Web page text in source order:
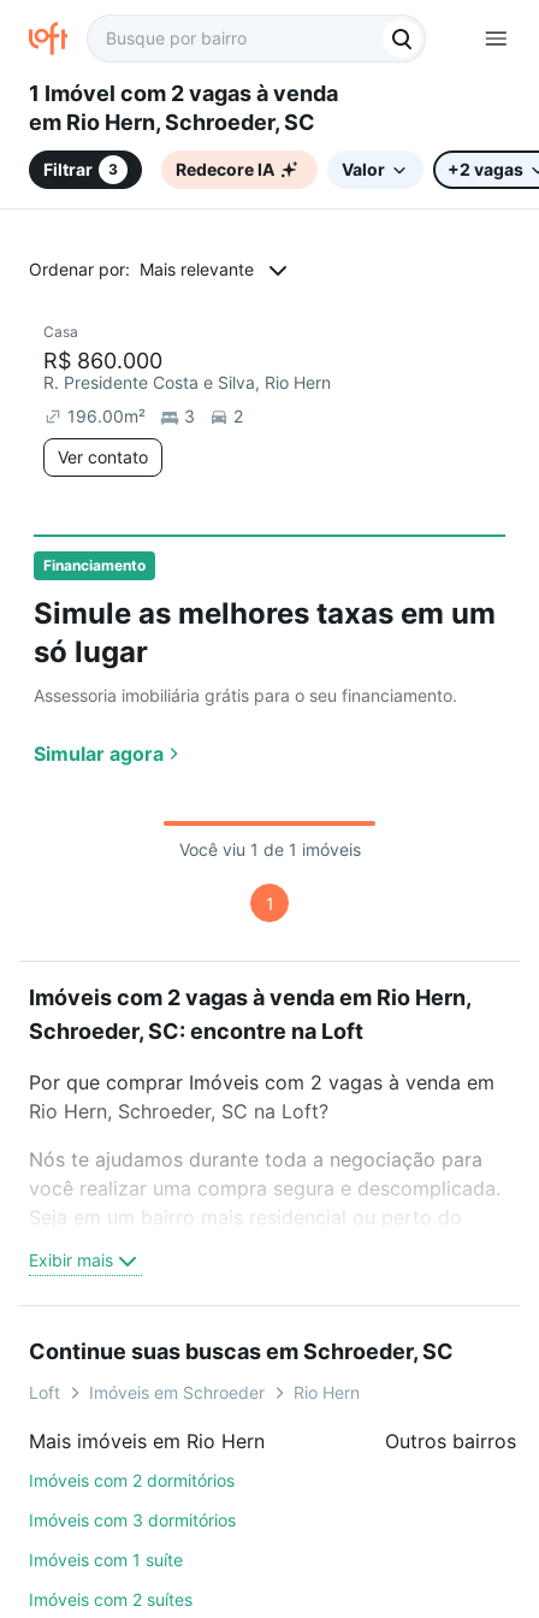
1 Imóvel com 2 vagas à venda
em Rio Hern, Schroeder, SC
Filtrar 3 Redecore IA Valor +2 vagas
Ordenar por: Mais relevante
Financiamento
Simule as melhores taxas em um
só lugar
Assessoria imobiliária grátis para o seu financiamento.
Simular agora
Casa
R$ 860.000
R. Presidente Costa e Silva, Rio Hern
196.00m² 3
2
Ver contato
Você viu 1 de 1 imóveis
1
Imóveis com 2 vagas à venda em Rio Hern,
Schroeder, SC: encontre na Loft
Por que comprar Imóveis com 2 vagas à venda em
Rio Hern, Schroeder, SC na Loft?
Nós te ajudamos durante toda a negociação para
você realizar uma compra segura e descomplicada.
Seja em um bairro mais residencial ou perto do
oferta ideal de Imóveis com 2 vagas à venda em Rio
Hern, Schroeder, SC para conquistar seu sonho.
é grátis, sem compromisso e você ainda conta com
mais de 46 mil corretores e imobiliárias te ajudando
Como escolher um imóvel?
Use barra de busca no topo para pesquisar por
também pode usar os filtros como quantidade de
quartos, suítes, com ou sem vaga de garagem para
Exibir mais
Continue suas buscas em Schroeder, SC
Loft Imóveis em Schroeder Rio Hern
Mais imóveis em Rio Hern
Imóveis com 2 dormitórios
Imóveis com 3 dormitórios
Imóveis com 1 suíte
Imóveis com 2 suítes
Outros bairros